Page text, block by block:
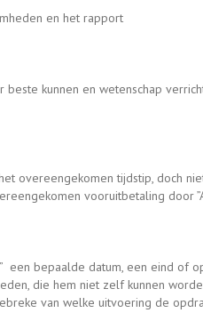
en het rapport
beste kunnen en wetenschap
overeengekomen tijdstip, doch
vooruitbetaling door
een bepaalde datum, een eind of
die hem niet zelf kunnen
van welke uitvoering de